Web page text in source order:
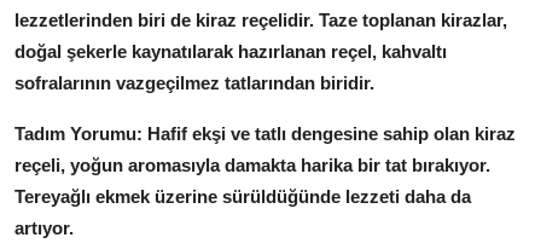
Anne & Bebek Beslenmesi
Mutfak Sırları & Teknikler
Gıda Sözlüğü & Nedir?
Yemek Tarifleri & Menüler
lezzetlerinden biri de kiraz reçelidir. Taze toplanan kirazlar,
doğal şekerle kaynatılarak hazırlanan reçel, kahvaltı
sofralarının vazgeçilmez tatlarından biridir.
Tadım Yorumu: Hafif ekşi ve tatlı dengesine sahip olan kiraz
reçeli, yoğun aromasıyla damakta harika bir tat bırakıyor.
Tereyağlı ekmek üzerine sürüldüğünde lezzeti daha da
artıyor.